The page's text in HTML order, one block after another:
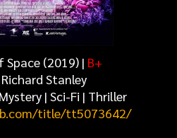
Space (2019) | B+
Stanley
| Sci-Fi | Thriller
title/tt5073642/